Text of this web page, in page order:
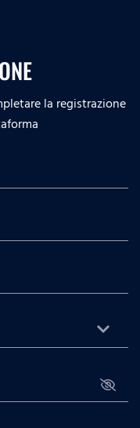
la registrazione